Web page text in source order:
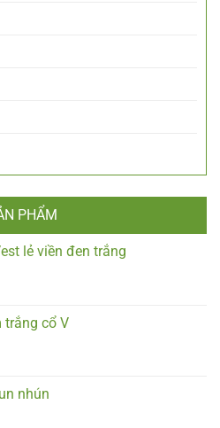
PHẨM
lẻ viền đen trắng
trắng cổ V
nhún